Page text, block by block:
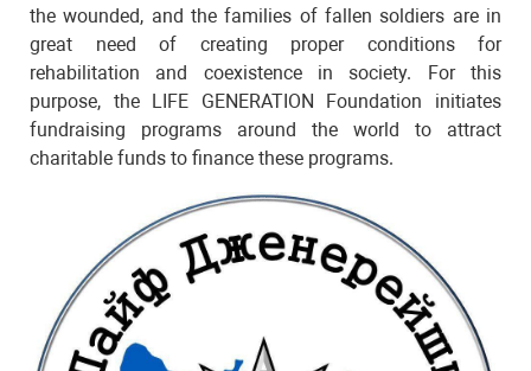
the wounded, and the families of fallen soldiers are in
great need of creating proper conditions for
rehabilitation and coexistence in society. For this
purpose, the LIFE GENERATION Foundation initiates
fundraising programs around the world to attract
charitable funds to finance these programs.